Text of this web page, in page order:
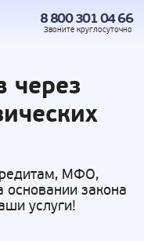
8 800 301 04 66
Звоните круглосуточно
через
МФО,
закона
услуги!